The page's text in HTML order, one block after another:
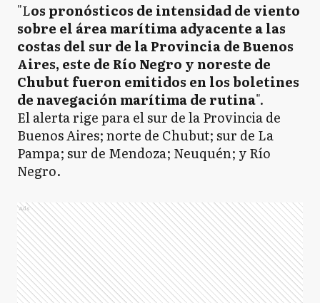
"Los pronósticos de intensidad de viento
sobre el área marítima adyacente a las
costas del sur de la Provincia de Buenos
Aires, este de Río Negro y noreste de
Chubut fueron emitidos en los boletines
de navegación marítima de rutina".
El alerta rige para el sur de la Provincia de
Buenos Aires; norte de Chubut; sur de La
Pampa; sur de Mendoza; Neuquén; y Río
Negro.
Ads